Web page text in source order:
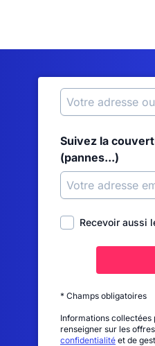
Suivez la
(pannes...)
Recevoir aussi
* Champs obligatoires
Informations collectées
renseigner sur les
confidentialité et de